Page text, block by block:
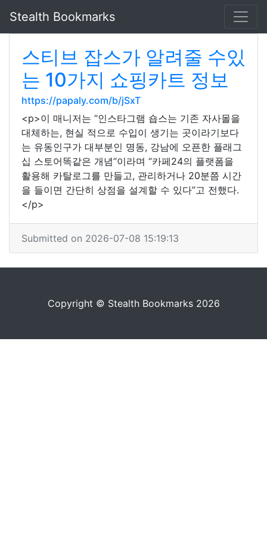
Stealth Bookmarks
스티브 잡스가 알려줄 수있
는 10가지 쇼핑카트 정보
https://papaly.com/b/jSxT
<p>이 매니저는 “인스타그램 숍스는 기존 자사몰을
대체하는, 현실 적으로 수입이 생기는 곳이라기보다
는 유동인구가 대부분인 명동, 강남에 오픈한 플래그
십 스토어똑같은 개념”이라며 “카페24의 플랫폼을
활용해 카탈로그를 만들고, 관리하거나 20분쯤 시간
을 들이면 간단히 상점을 설계할 수 있다”고 전했다.
</p>
Submitted on 2026-07-08 15:19:13
Copyright © Stealth Bookmarks 2026